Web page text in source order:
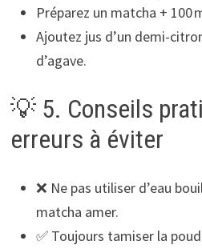
Préparez un matcha + 100
Ajoutez jus d’un demi-
d’agave.
💡 5. Conseils
erreurs à éviter
❌ Ne pas utiliser d’eau
matcha amer.
✅ Toujours tamiser la